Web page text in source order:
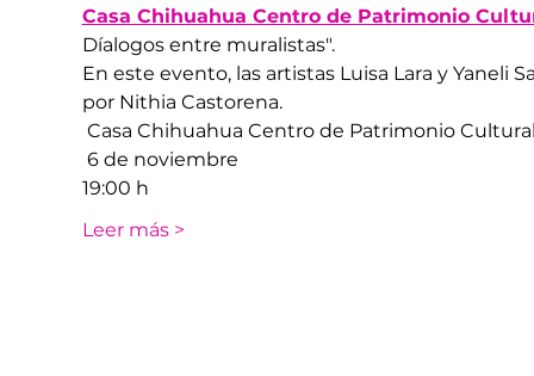
Casa Chihuahua Centro de Patrimonio
Díalogos entre muralistas".
En este evento, las artistas Luisa Lara y Yaneli
por Nithia Castorena.
Casa Chihuahua Centro de Patrimonio
6 de noviembre
19:00 h
Leer más >